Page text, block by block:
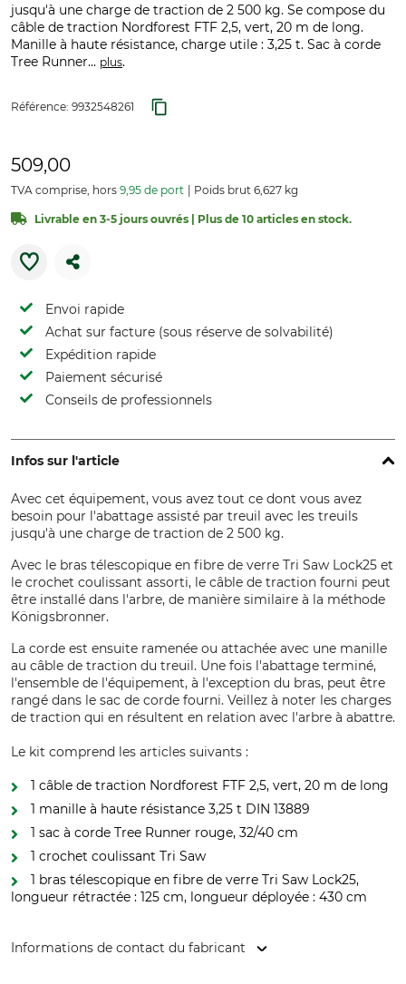
jusqu'à une charge de traction de 2 500 kg. Se compose du
câble de traction Nordforest FTF 2,5, vert, 20 m de long.
Manille à haute résistance, charge utile : 3,25 t. Sac à corde
Tree Runner... plus.
Référence: 9932548261
509,00
TVA comprise, hors 9,95 de port Poids brut 6,627 kg
Livrable en 3-5 jours ouvrés | Plus de 10 articles en stock.
Envoi rapide
Achat sur facture (sous réserve de solvabilité)
Expédition rapide
Paiement sécurisé
Conseils de professionnels
Infos sur l'article
Avec cet équipement, vous avez tout ce dont vous avez
besoin pour l'abattage assisté par treuil avec les treuils
jusqu'à une charge de traction de 2 500 kg.
Avec le bras télescopique en fibre de verre Tri Saw Lock25 et
le crochet coulissant assorti, le câble de traction fourni peut
être installé dans l'arbre, de manière similaire à la méthode
Königsbronner.
La corde est ensuite ramenée ou attachée avec une manille
au câble de traction du treuil. Une fois l'abattage terminé,
l'ensemble de l'équipement, à l'exception du bras, peut être
rangé dans le sac de corde fourni. Veillez à noter les charges
de traction qui en résultent en relation avec l'arbre à abattre.
Le kit comprend les articles suivants :
1 câble de traction Nordforest FTF 2,5, vert, 20 m de long
1 manille à haute résistance 3,25 t DIN 13889
1 sac à corde Tree Runner rouge, 32/40 cm
1 crochet coulissant Tri Saw
1 bras télescopique en fibre de verre Tri Saw Lock25,
longueur rétractée : 125 cm, longueur déployée : 430 cm
Informations de contact du fabricant